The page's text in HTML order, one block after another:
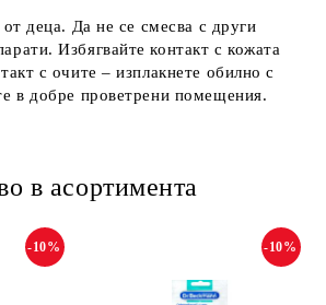
деца. Да не се смесва с други
Избягвайте контакт с кожата
с очите – изплакнете обилно с
в добре проветрени помещения.
в асортимента
-10% -10%